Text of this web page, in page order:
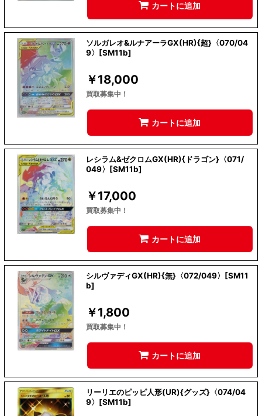
カートに追加
ソルガレオ&ルナアーラGX(HR){超}〈070/04
9〉[SM11b]
￥18,000
買取募集中！
カートに追加
レシラム&ゼクロムGX(HR){ドラゴン}〈071/
049〉[SM11b]
￥17,000
買取募集中！
カートに追加
シルヴァディGX(HR){無}〈072/049〉[SM11
b]
￥1,800
買取募集中！
カートに追加
リーリエのピッピ人形(UR){グッズ}〈074/04
9〉[SM11b]